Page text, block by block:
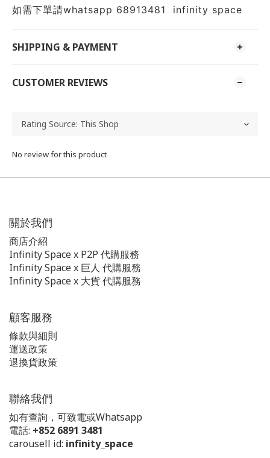
如需下單請whatsapp 68913481  infinity space
SHIPPING & PAYMENT
CUSTOMER REVIEWS
No review for this product
關於我們
商店介紹
Infinity Space x P2P 代購服務
Infinity Space x 巨人 代購服務
Infinity Space x 大貨 代購服務
顧客服務
條款與細則
運送政策
退換貨政策
聯絡我們
如有查詢，可致電或Whatsapp
電話: +852 6891 3481
carousell id: infinity_space